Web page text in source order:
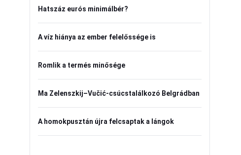
Hatszáz eurós minimálbér?
A víz hiánya az ember felelőssége is
Romlik a termés minősége
Ma Zelenszkij–Vučić-csúcstalálkozó Belgrádban
A homokpusztán újra felcsaptak a lángok